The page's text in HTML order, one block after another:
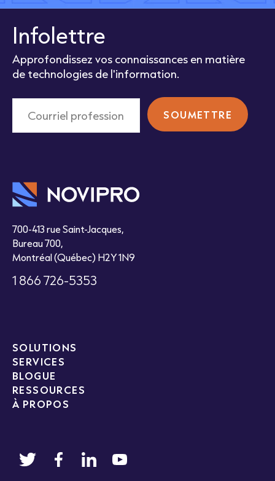
Infolettre
Approfondissez vos connaissances en matière
de technologies de l'information.
700-413 rue Saint-Jacques,
Bureau 700,
Montréal (Québec) H2Y 1N9
1 866 726-5353
SOLUTIONS
SERVICES
BLOGUE
RESSOURCES
À PROPOS